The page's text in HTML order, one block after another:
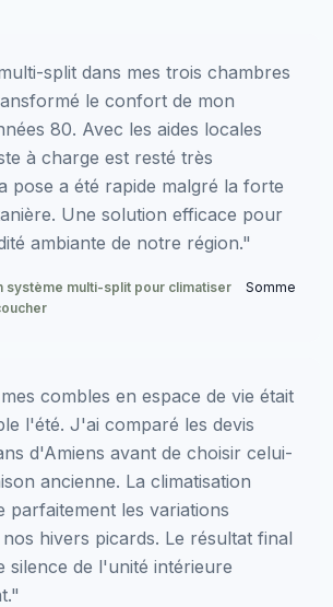
split dans mes trois chambres
le confort de mon
80. Avec les aides locales
à charge est resté très
pose a été rapide malgré la forte
Une solution efficace pour
ambiante de notre région."
système multi-split pour climatiser
Somme
combles en espace de vie était
l'été. J'ai comparé les devis
d'Amiens avant de choisir celui-
ancienne. La climatisation
parfaitement les variations
hivers picards. Le résultat final
silence de l'unité intérieure